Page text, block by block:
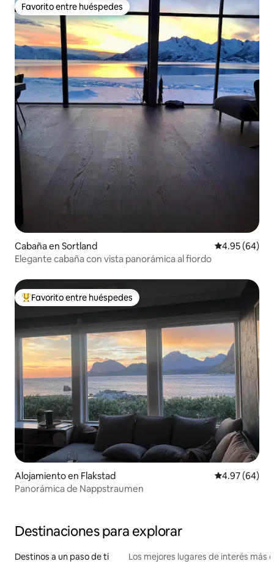
Favorito entre huéspedes
Favorito entre huéspedes
Cabaña en Sortland Calificación
4.95 (64)
Elegante cabaña con vista panorámica al fiordo
Favorito entre huéspedes preferido
Favorito entre huéspedes
Alojamiento en Flakstad Calificación
4.97 (64)
Panorámica de Nappstraumen
Destinaciones para explorar
Destinos a un paso de ti Los mejores lugares de interés más